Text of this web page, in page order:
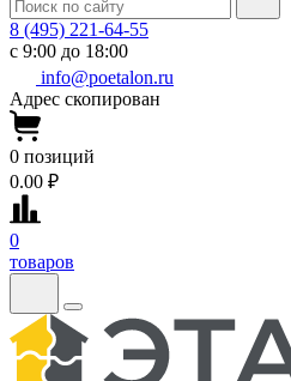
8 (495) 221-64-55
с 9:00 до 18:00
info@poetalon.ru
Адрес скопирован
0 позиций
0.00 ₽
0
товаров